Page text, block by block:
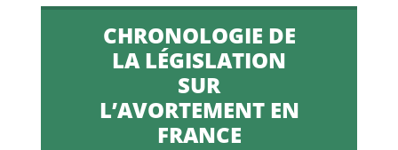
CHRONOLOGIE DE
LA LÉGISLATION
SUR
L’AVORTEMENT EN
FRANCE